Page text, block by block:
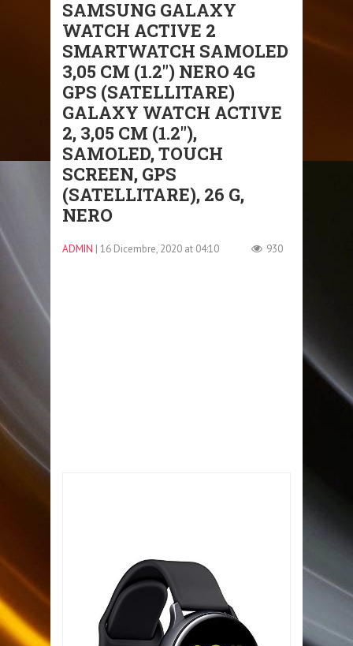
SAMSUNG GALAXY
WATCH ACTIVE 2
SMARTWATCH SAMOLED
3,05 CM (1.2″) NERO 4G
GPS (SATELLITARE)
GALAXY WATCH ACTIVE
2, 3,05 CM (1.2″),
SAMOLED, TOUCH
SCREEN, GPS
(SATELLITARE), 26 G,
NERO
ADMIN | 16 Dicembre, 2020 at 04:10 930